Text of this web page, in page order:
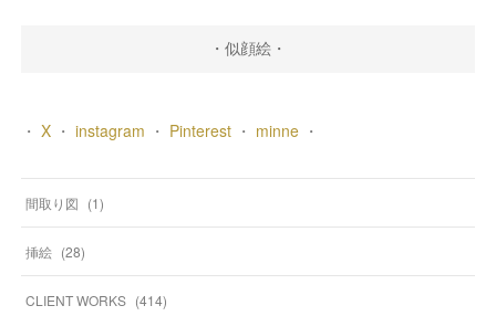
・似顔絵・
・ X・ instagram ・ Pinterest・ minne・
間取り図 (1)
挿絵 (28)
CLIENT WORKS (414)